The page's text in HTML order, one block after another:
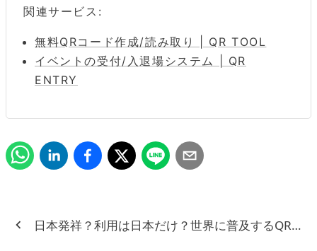
関連サービス:
無料QRコード作成/読み取り | QR TOOL
イベントの受付/入退場システム | QR
ENTRY
日本発祥？利用は日本だけ？世界に普及するQRコ